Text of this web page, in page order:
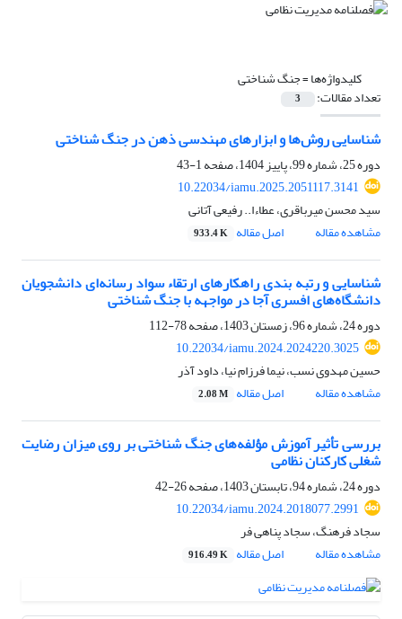
کلیدواژه‌ها =جنگ شناختی
تعداد مقالات: 3
شناسایی روش‌ها و ابزارهای مهندسی ذهن در جنگ شناختی
دوره 25، شماره 99، پاییز 1404، صفحه
1-43
10.22034/iamu.2025.2051117.3141
سید محسن میرباقری، عطاءا.. رفیعی آتانی
مشاهده مقاله
اصل مقاله 933.4 K
شناسایی و رتبه بندی راهکارهای ارتقاء سواد رسانه‌ای دانشجویان
دانشگاه‌های افسری آجا در مواجهه با جنگ شناختی
دوره 24، شماره 96، زمستان 1403، صفحه
78-112
10.22034/iamu.2024.2024220.3025
حسین مهدوی نسب، نیما فرزام نیا، داود آذر
مشاهده مقاله
اصل مقاله 2.08 M
بررسی تأثیر آموزش مؤلفه‌های جنگ‌ شناختی بر روی میزان رضایت
شغلی کارکنان نظامی
دوره 24، شماره 94، تابستان 1403، صفحه
26-42
10.22034/iamu.2024.2018077.2991
سجاد فرهنگ، سجاد پناهی فر
مشاهده مقاله
اصل مقاله 916.49 K